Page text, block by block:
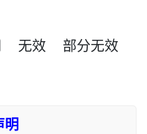
无效
部分无效
明